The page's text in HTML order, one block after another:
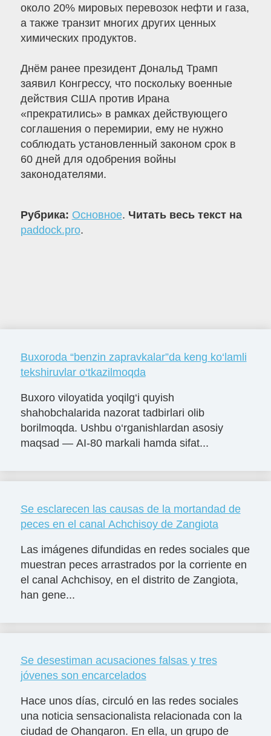
около 20% мировых перевозок нефти и газа,
а также транзит многих других ценных
химических продуктов.
Днём ранее президент Дональд Трамп
заявил Конгрессу, что поскольку военные
действия США против Ирана
«прекратились» в рамках действующего
соглашения о перемирии, ему не нужно
соблюдать установленный законом срок в
60 дней для одобрения войны
законодателями.
Рубрика: Основное. Читать весь текст на
paddock.pro.
Buxoroda “benzin zapravkalar”da keng ko‘lamli
tekshiruvlar o‘tkazilmoqda
Buxoro viloyatida yoqilg‘i quyish
shahobchalarida nazorat tadbirlari olib
borilmoqda. Ushbu o‘rganishlardan asosiy
maqsad — AI-80 markali hamda sifat...
Se esclarecen las causas de la mortandad de
peces en el canal Achchisoy de Zangiota
Las imágenes difundidas en redes sociales que
muestran peces arrastrados por la corriente en
el canal Achchisoy, en el distrito de Zangiota,
han gene...
Se desestiman acusaciones falsas y tres
jóvenes son encarcelados
Hace unos días, circuló en las redes sociales
una noticia sensacionalista relacionada con la
ciudad de Ohangaron. En ella, un grupo de